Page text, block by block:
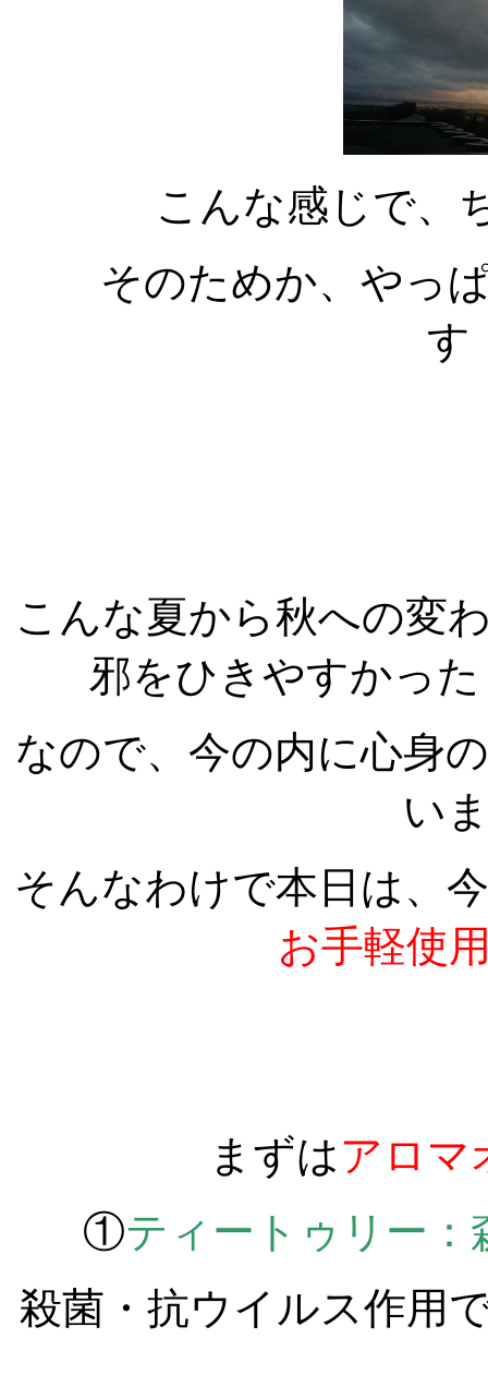
こんな感じで、
そのためか、やっ
す
こんな夏から秋への変
邪をひきやすかっ
なので、今の内に心身
い
そんなわけで本日は、
お手軽使
まずはアロマ
①ティートゥリー：
殺菌・抗ウイルス作用